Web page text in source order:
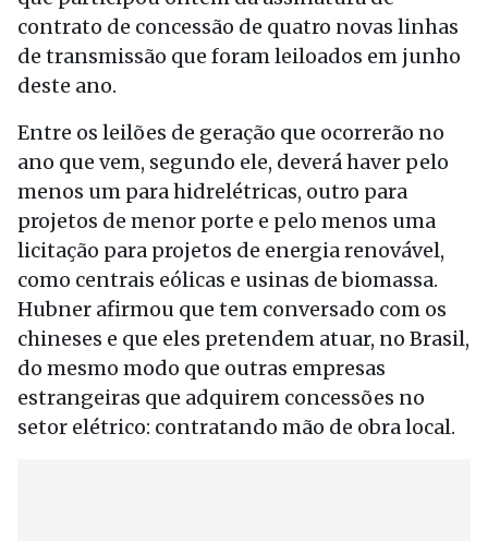
contrato de concessão de quatro novas linhas
de transmissão que foram leiloados em junho
deste ano.
Entre os leilões de geração que ocorrerão no
ano que vem, segundo ele, deverá haver pelo
menos um para hidrelétricas, outro para
projetos de menor porte e pelo menos uma
licitação para projetos de energia renovável,
como centrais eólicas e usinas de biomassa.
Hubner afirmou que tem conversado com os
chineses e que eles pretendem atuar, no Brasil,
do mesmo modo que outras empresas
estrangeiras que adquirem concessões no
setor elétrico: contratando mão de obra local.